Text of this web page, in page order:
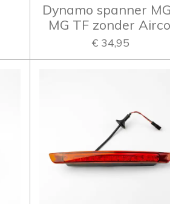
Dynamo spanner
MG TF zonder
€ 34,95